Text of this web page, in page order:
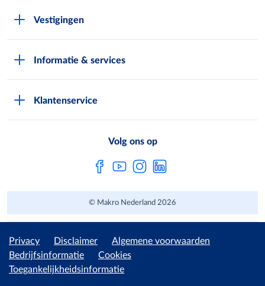
Exploitatie buitenterreinen
Vestigingen
Informatie & services
Klantenservice
Volg ons op
© Makro Nederland 2026
Privacy Disclaimer
Algemene voorwaarden
Bedrijfsinformatie
Cookies
Toegankelijkheidsinformatie